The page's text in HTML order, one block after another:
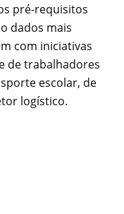
pré-requisitos
dados mais
com iniciativas
de trabalhadores
escolar, de
logístico.